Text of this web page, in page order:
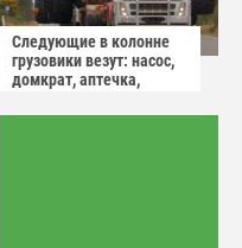
Следующие в колонне
грузовики везут: насос,
домкрат, аптечка,